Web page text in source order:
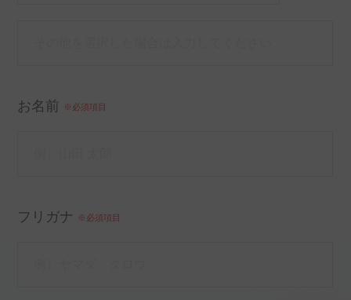
お名前 ※必須項目
フリガナ ※必須項目